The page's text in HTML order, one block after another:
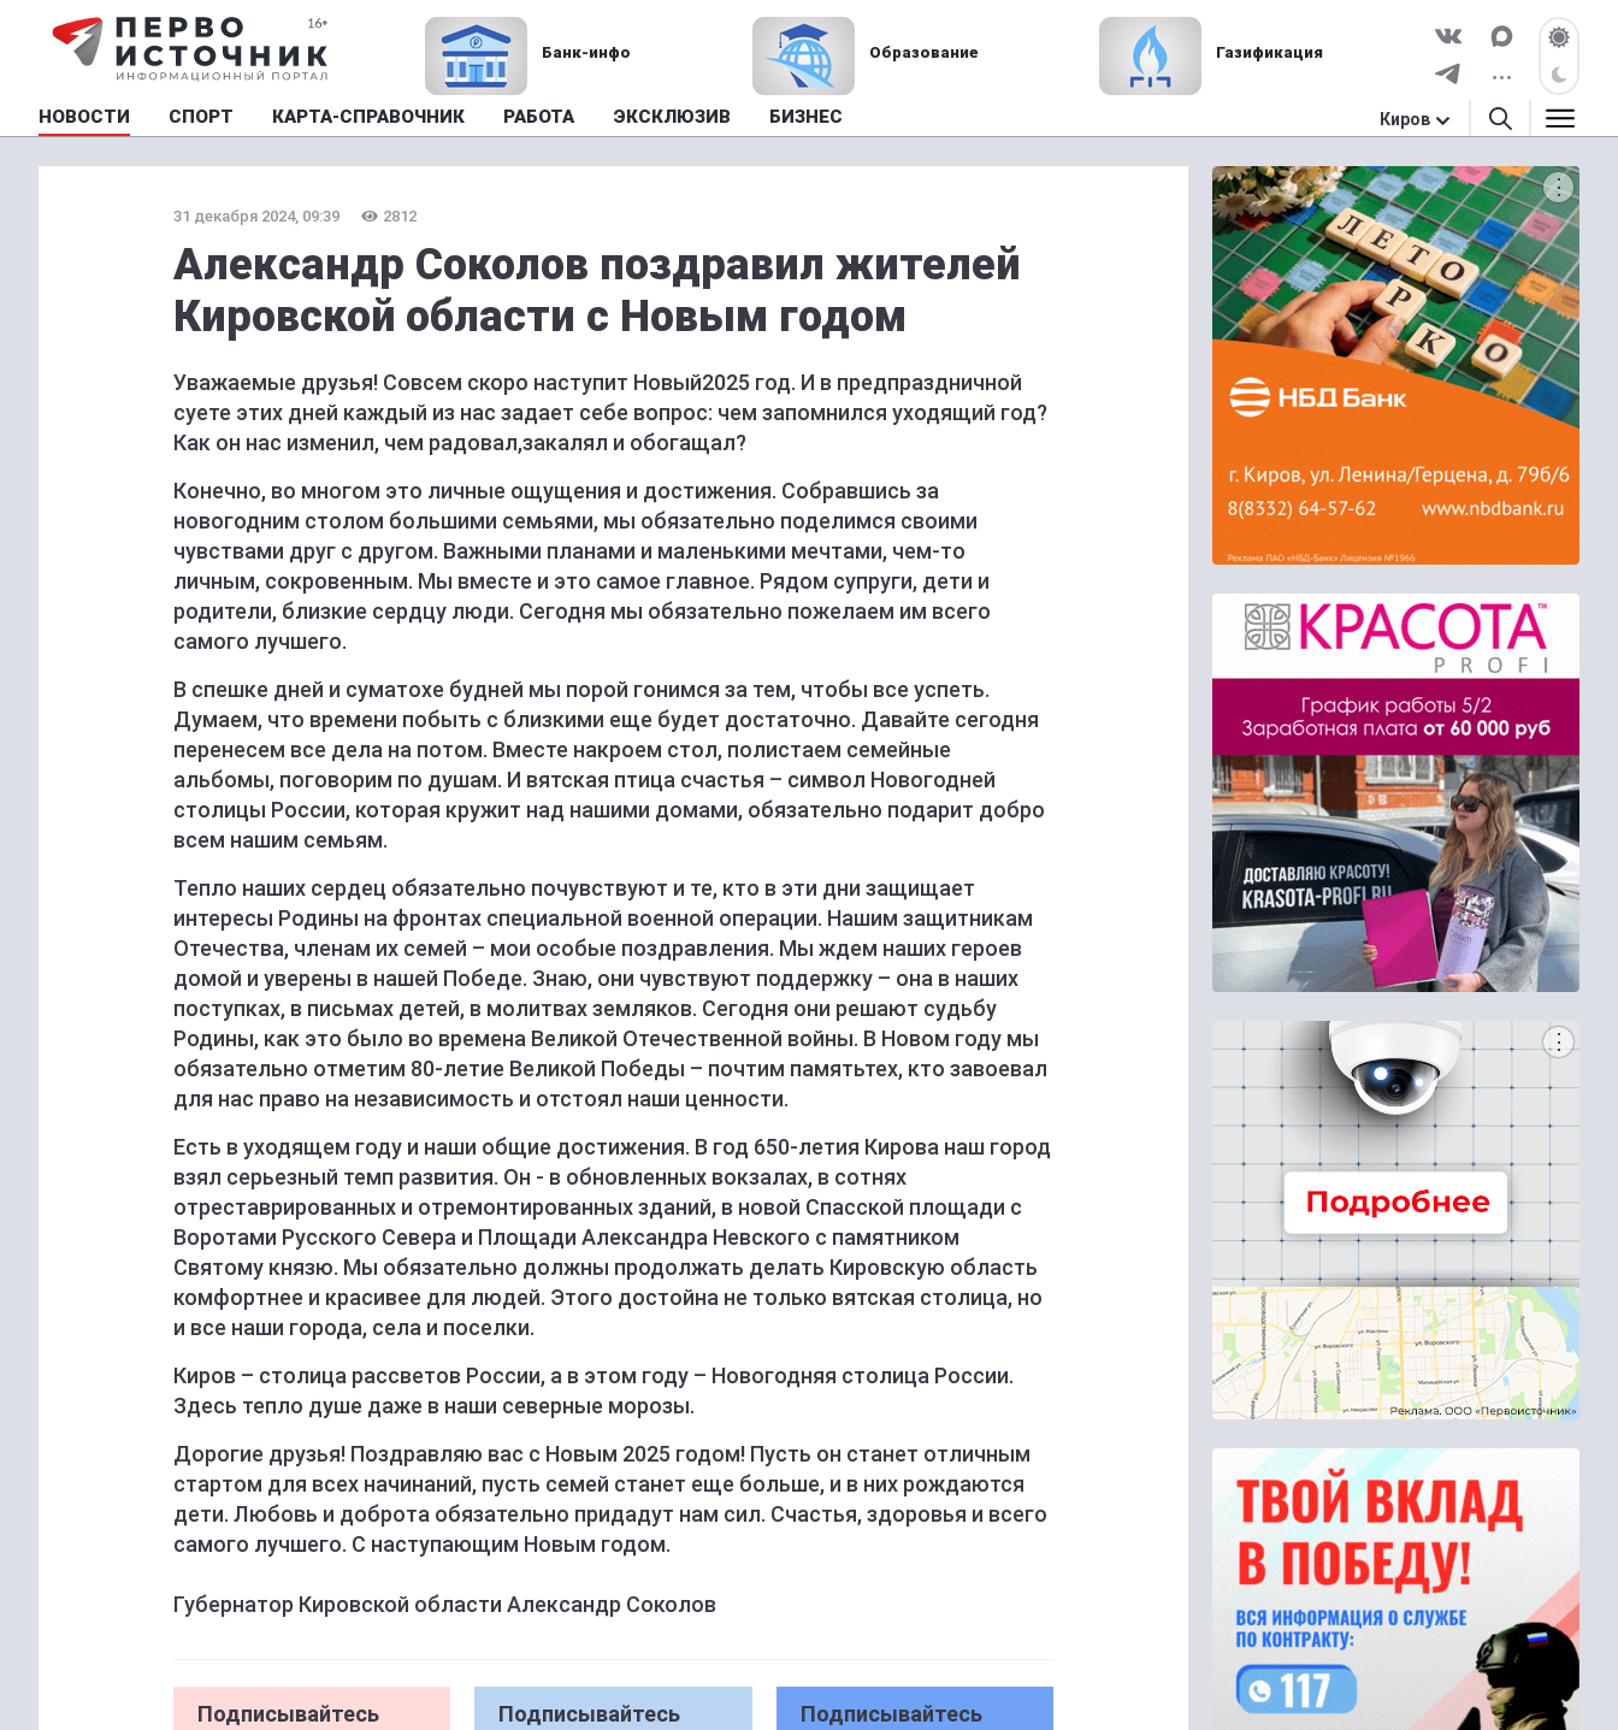
Банк-инфо Образование Газификация
НОВОСТИ СПОРТ КАРТА-СПРАВОЧНИК РАБОТА ЭКСКЛЮЗИВ БИЗНЕС Киров
31 декабря 2024, 09:39 2812
Александр Соколов поздравил жителей
Кировской области с Новым годом
Уважаемые друзья! Совсем скоро наступит Новый2025 год. И в предпраздничной
суете этих дней каждый из нас задает себе вопрос: чем запомнился уходящий год?
Как он нас изменил, чем радовал,закалял и обогащал?
Конечно, во многом это личные ощущения и достижения. Собравшись за
новогодним столом большими семьями, мы обязательно поделимся своими
чувствами друг с другом. Важными планами и маленькими мечтами, чем-то
личным, сокровенным. Мы вместе и это самое главное. Рядом супруги, дети и
родители, близкие сердцу люди. Сегодня мы обязательно пожелаем им всего
самого лучшего.
В спешке дней и суматохе будней мы порой гонимся за тем, чтобы все успеть.
Думаем, что времени побыть с близкими еще будет достаточно. Давайте сегодня
перенесем все дела на потом. Вместе накроем стол, полистаем семейные
альбомы, поговорим по душам. И вятская птица счастья – символ Новогодней
столицы России, которая кружит над нашими домами, обязательно подарит добро
всем нашим семьям.
Тепло наших сердец обязательно почувствуют и те, кто в эти дни защищает
интересы Родины на фронтах специальной военной операции. Нашим защитникам
Отечества, членам их семей – мои особые поздравления. Мы ждем наших героев
домой и уверены в нашей Победе. Знаю, они чувствуют поддержку – она в наших
поступках, в письмах детей, в молитвах земляков. Сегодня они решают судьбу
Родины, как это было во времена Великой Отечественной войны. В Новом году мы
обязательно отметим 80-летие Великой Победы – почтим памятьтех, кто завоевал
для нас право на независимость и отстоял наши ценности.
Есть в уходящем году и наши общие достижения. В год 650-летия Кирова наш город
взял серьезный темп развития. Он - в обновленных вокзалах, в сотнях
отреставрированных и отремонтированных зданий, в новой Спасской площади с
Воротами Русского Севера и Площади Александра Невского с памятником
Святому князю. Мы обязательно должны продолжать делать Кировскую область
комфортнее и красивее для людей. Этого достойна не только вятская столица, но
и все наши города, села и поселки.
Киров – столица рассветов России, а в этом году – Новогодняя столица России.
Здесь тепло душе даже в наши северные морозы.
Дорогие друзья! Поздравляю вас с Новым 2025 годом! Пусть он станет отличным
стартом для всех начинаний, пусть семей станет еще больше, и в них рождаются
дети. Любовь и доброта обязательно придадут нам сил. Счастья, здоровья и всего
самого лучшего. С наступающим Новым годом.
Губернатор Кировской области Александр Соколов
Подписывайтесь
Подписывайтесь
Подписывайтесь